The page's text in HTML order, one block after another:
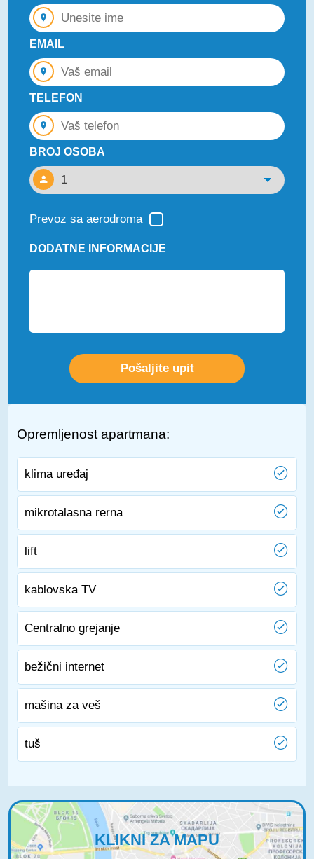
EMAIL
TELEFON
BROJ OSOBA
Prevoz sa aerodroma
DODATNE INFORMACIJE
Opremljenost apartmana:
klima uređaj
mikrotalasna rerna
lift
kablovska TV
Centralno grejanje
bežični internet
mašina za veš
tuš
KLIKNI ZA MAPU